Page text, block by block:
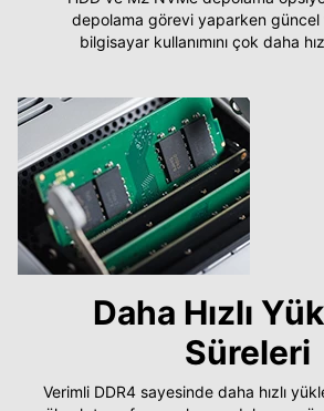
depolama görevi yaparken güncel
bilgisayar kullanımını çok daha
Daha Hızlı
Süreleri
Verimli DDR4 sayesinde daha hızlı